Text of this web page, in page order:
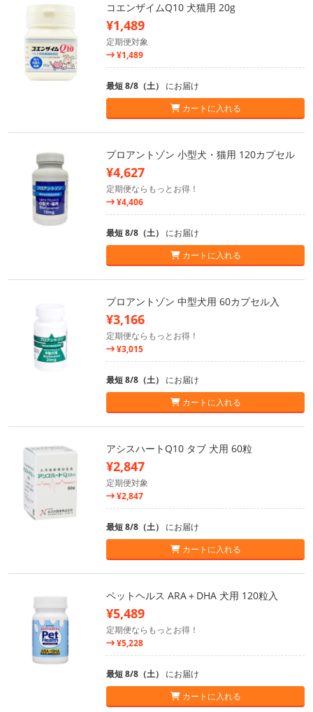
コエンザイムQ10 犬猫用 20g
¥1,489
定期便対象
¥1,489
最短 8/8（土） にお届け
カートに入れる
プロアントゾン 小型犬・猫用 120カプセル
¥4,627
定期便ならもっとお得！
¥4,406
最短 8/8（土） にお届け
カートに入れる
プロアントゾン 中型犬用 60カプセル入
¥3,166
定期便ならもっとお得！
¥3,015
最短 8/8（土） にお届け
カートに入れる
アシスハートQ10 タブ 犬用 60粒
¥2,847
定期便対象
¥2,847
最短 8/8（土） にお届け
カートに入れる
ペットヘルス ARA＋DHA 犬用 120粒入
¥5,489
定期便ならもっとお得！
¥5,228
最短 8/8（土） にお届け
カートに入れる